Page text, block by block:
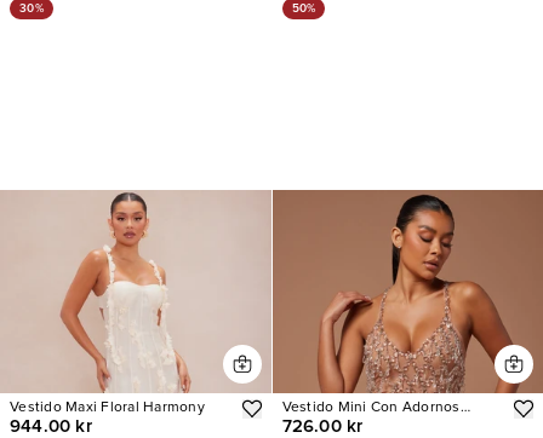
30%
Vestido Maxi Floral Harmony
944.00 kr
50%
Vestido Mini Con Adornos
Chantilly
726.00 kr